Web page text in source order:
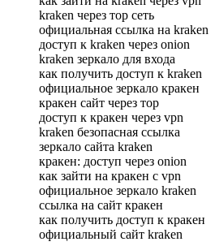
kraken через тор сеть
официальная ссылка на kraken
доступ к kraken через onion
kraken зеркало для входа
как получить доступ к kraken
официальное зеркало кракен
кракен сайт через тор
доступ к кракен через vpn
kraken безопасная ссылка
зеркало сайта kraken
кракен: доступ через onion
как зайти на кракен с vpn
официальное зеркало kraken
ссылка на сайт кракен
как получить доступ к кракен
официальный сайт kraken